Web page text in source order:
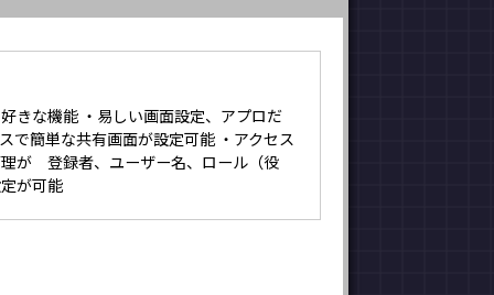
きな機能 ・易しい画面設定、アプロだ
で簡単な共有画面が設定可能 ・アクセス
が 登録者、ユーザー名、ロール（役
が可能